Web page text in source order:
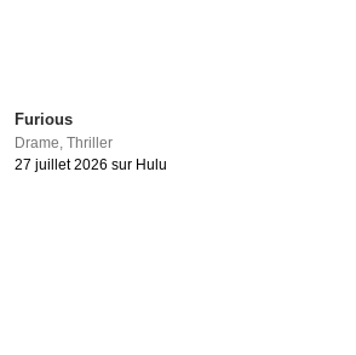
Furious
Drame,Thriller
27 juillet 2026 sur Hulu